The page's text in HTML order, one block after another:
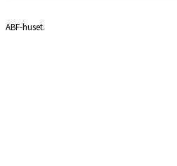
ABF-huset.